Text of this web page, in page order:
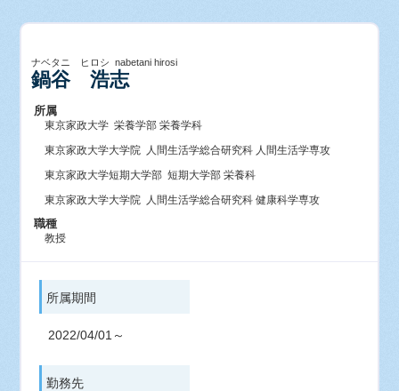
ナベタニ ヒロシ nabetani hirosi
鍋谷 浩志
所属
東京家政大学 栄養学部 栄養学科
東京家政大学大学院 人間生活学総合研究科 人間生活学専攻
東京家政大学短期大学部 短期大学部 栄養科
東京家政大学大学院 人間生活学総合研究科 健康科学専攻
職種
教授
所属期間
2022/04/01～
勤務先